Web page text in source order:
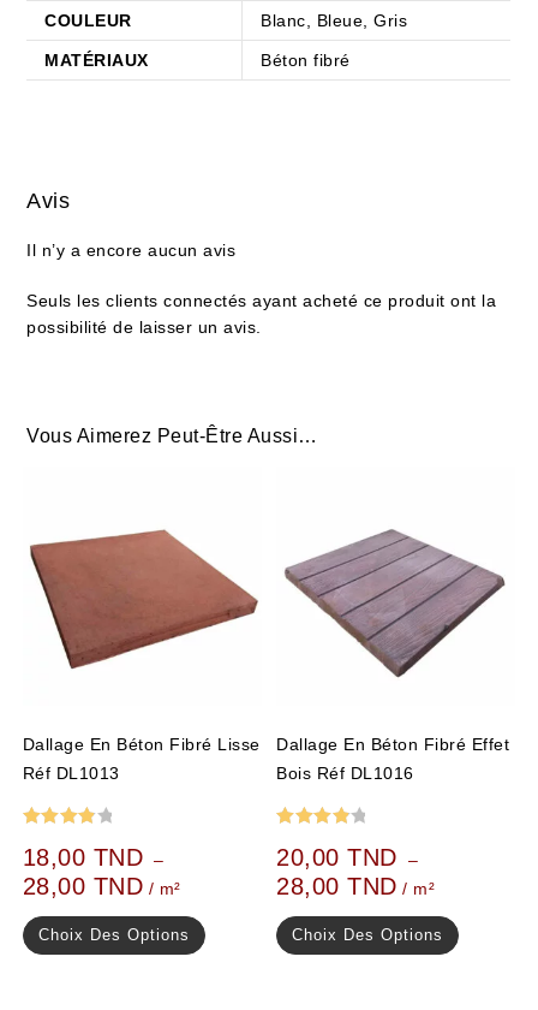
COULEUR Blanc, Bleue, Gris
MATÉRIAUX Béton fibré
Avis
Il n’y a encore aucun avis
Seuls les clients connectés ayant acheté ce produit ont la
possibilité de laisser un avis.
Vous Aimerez Peut-Être Aussi…
Dallage En Béton Fibré Lisse
Réf DL1013
4.00
sur 5
18,00 TND –
28,00 TND / m²
Choix Des Options
Dallage En Béton Fibré Effet
Bois Réf DL1016
4.00
sur 5
20,00TND –
28,00TND / m²
Choix Des Options